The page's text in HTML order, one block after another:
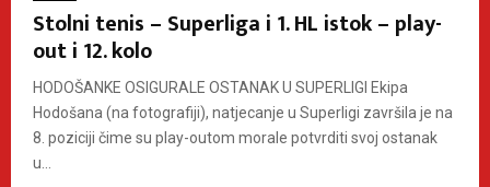
Stolni tenis – Superliga i 1. HL istok – play-
out i 12. kolo
HODOŠANKE OSIGURALE OSTANAK U SUPERLIGI Ekipa
Hodošana (na fotografiji), natjecanje u Superligi završila je na
8. poziciji čime su play-outom morale potvrditi svoj ostanak
u...